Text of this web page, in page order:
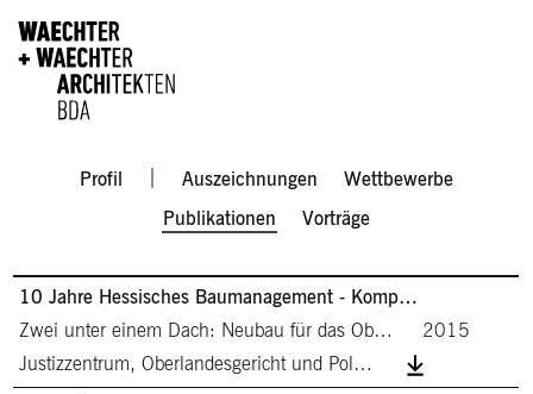
Profil Auszeichnungen
Wettbewerbe
Publikationen
Vorträge
10 Jahre Hessisches Baumanagement - Komp…
Zwei unter einem Dach: Neubau für das Ob…
2015
Justizzentrum, Oberlandesgericht und Pol…